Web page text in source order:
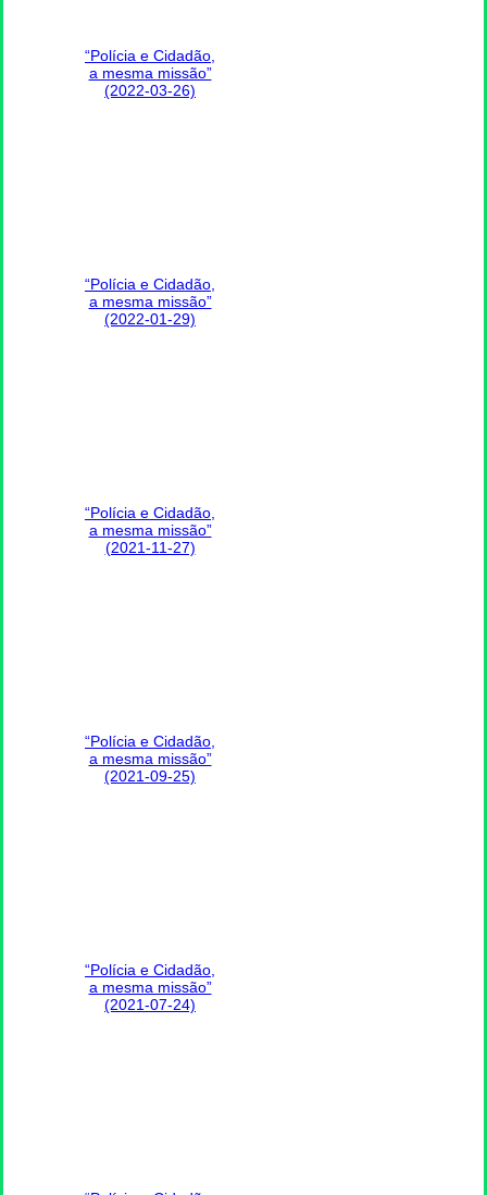
“Polícia e Cidadão,
a mesma missão”
(2022-03-26)
“Polícia e Cidadão,
a mesma missão”
(2022-01-29)
“Polícia e Cidadão,
a mesma missão”
(2021-11-27)
“Polícia e Cidadão,
a mesma missão”
(2021-09-25)
“Polícia e Cidadão,
a mesma missão”
(2021-07-24)